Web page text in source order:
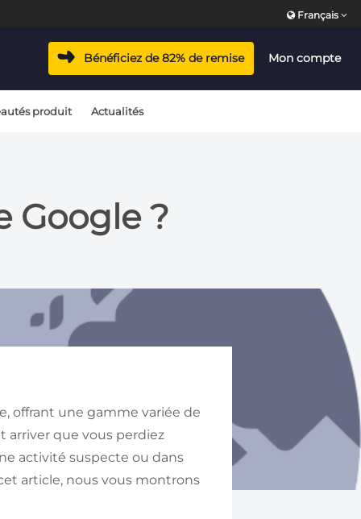
Français
Bénéficiez de 82% de remise Mon compte
produit Actualités
Google ?
offrant une gamme variée de
arriver que vous perdiez
activité suspecte ou dans
article, nous vous montrons